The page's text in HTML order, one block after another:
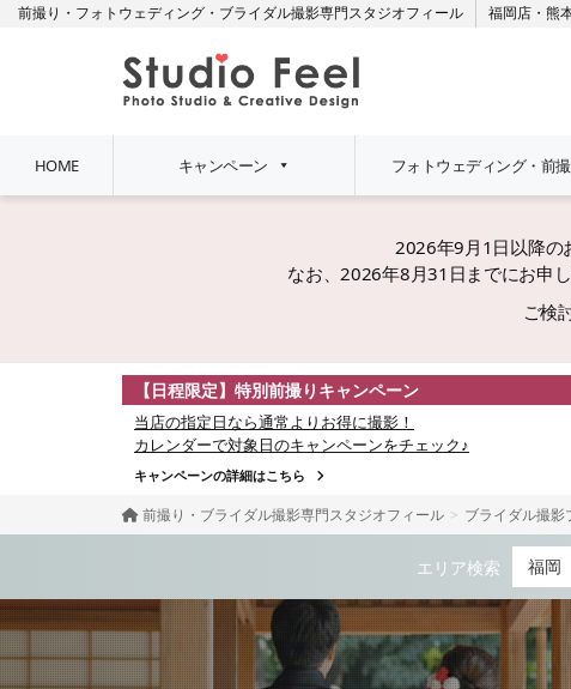
前撮り・フォトウェディング・ブライダル撮影専門スタジオフィール 福岡店 ・ 熊
HOME キャンペーン フォトウェディング・前
2026年9月1日以降の
なお、2026年8月31日までにお申
ご検
【日程限定】特別前撮りキャンペーン
当店の指定日なら通常よりお得に撮影！
カレンダーで対象日のキャンペーンをチェック♪
キャンペーンの詳細はこちら
前撮り・ブライダル撮影専門スタジオフィール ブライダル撮影
福岡